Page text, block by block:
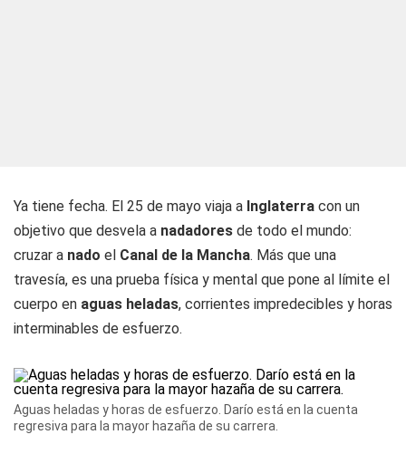
Ya tiene fecha. El 25 de mayo viaja a Inglaterra con un
objetivo que desvela a nadadores de todo el mundo:
cruzar a nado el Canal de la Mancha. Más que una
travesía, es una prueba física y mental que pone al límite el
cuerpo en aguas heladas, corrientes impredecibles y horas
interminables de esfuerzo.
Aguas heladas y horas de esfuerzo. Darío está en la cuenta
regresiva para la mayor hazaña de su carrera.